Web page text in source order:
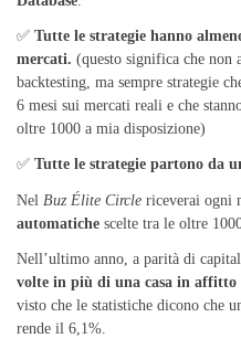
✅ Tutte le strategie hanno
mercati. (questo significa che non
backtesting, ma sempre strategie
6 mesi sui mercati reali e che
oltre 1000 a mia disposizione)
✅ Tutte le strategie partono da
Nel Buz Élite Circle riceverai ogni
automatiche scelte tra le oltre
Nell’ultimo anno, a parità di
volte in più di una casa in affitto
visto che le statistiche dicono che
rende il 6,1%.